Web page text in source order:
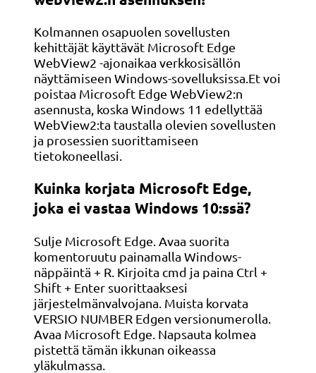
Kolmannen osapuolen sovellusten
kehittäjät käyttävät Microsoft Edge
WebView2 -ajonaikaa verkkosisällön
näyttämiseen Windows-sovelluksissa.Et voi
poistaa Microsoft Edge WebView2:n
asennusta, koska Windows 11 edellyttää
WebView2:ta taustalla olevien sovellusten
ja prosessien suorittamiseen
tietokoneellasi.
Kuinka korjata Microsoft Edge,
joka ei vastaa Windows 10:ssä?
Sulje Microsoft Edge. Avaa suorita
komentoruutu painamalla Windows-
näppäintä + R. Kirjoita cmd ja paina Ctrl +
Shift + Enter suorittaaksesi
järjestelmänvalvojana. Muista korvata
VERSIO NUMBER Edgen versionumerolla.
Avaa Microsoft Edge. Napsauta kolmea
pistettä tämän ikkunan oikeassa
yläkulmassa.